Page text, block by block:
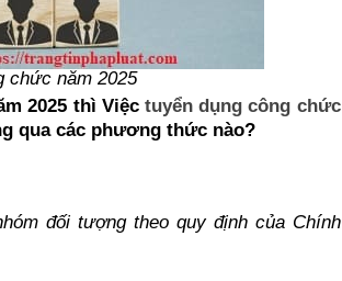
chức năm 2025
2025 thì Việc tuyển dụng công chức
qua các phương thức nào?
đối tượng theo quy định của Chính